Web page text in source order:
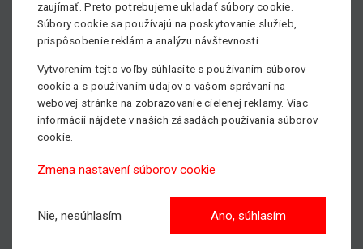
Nízka výška stroja – ideálny do interiérov
Na čo sa hodí
zásobovanie menších stavieb
montážne práce a údržba v halách
výzdoba a sezónne práce vo výškach, kde sa zmestí
zaujímať. Preto potrebujeme ukladať súbory cookie.
Súbory cookie sa používajú na poskytovanie služieb,
prispôsobenie reklám a analýzu návštevnosti.
Vytvorením tejto voľby súhlasíte s používaním súborov
cookie a s používaním údajov o vašom správaní na
webovej stránke na zobrazovanie cielenej reklamy. Viac
informácií nájdete v našich zásadách používania súborov
cookie.
Zmena nastavení súborov cookie
Nie, nesúhlasím Ano, súhlasím